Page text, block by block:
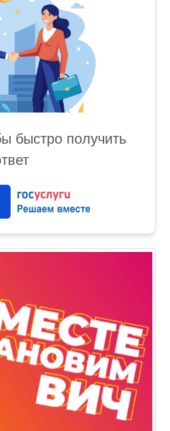
быстро получить